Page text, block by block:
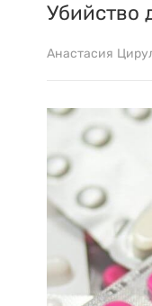
Убийство
Анастасия